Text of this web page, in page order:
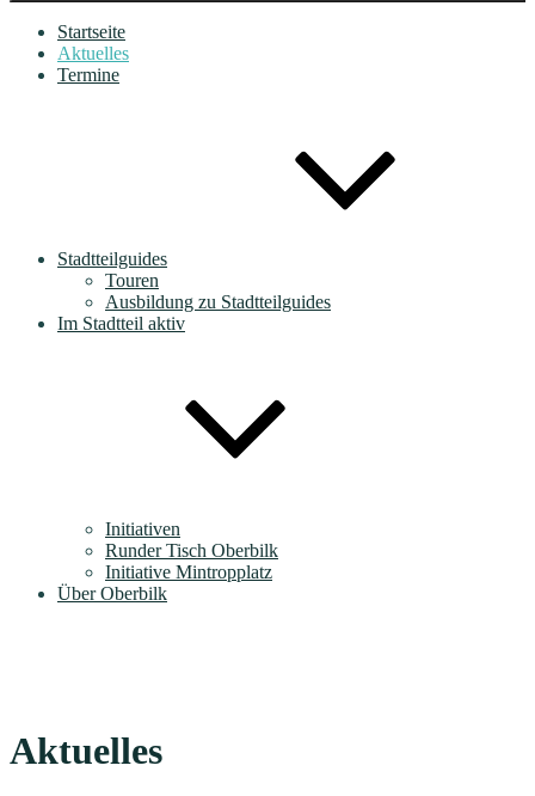
Startseite
Aktuelles
Termine
Stadtteilguides
Touren
Ausbildung zu Stadtteilguides
Im Stadtteil aktiv
Initiativen
Runder Tisch Oberbilk
Initiative Mintropplatz
Über Oberbilk
Aktuelles